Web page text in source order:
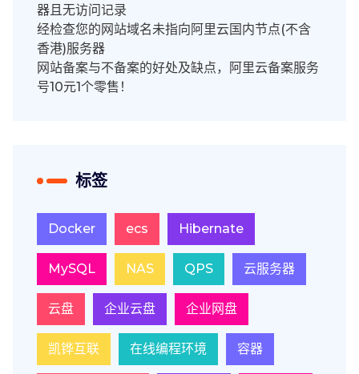
器且无访问记录
经检查您的网站域名未指向阿里云国内节点(不含
香港)服务器
网站备案与不备案的好处及缺点，阿里云备案服务
号10元1个零售！
标签
Docker ecs Hibernate
MySQL NAS QPS 云服务器
云盘 企业云盘 企业网盘
凯铧互联 在线编程环境 容器